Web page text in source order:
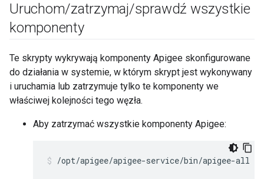
Uruchom/zatrzymaj/sprawdź wszystkie
komponenty
Te skrypty wykrywają komponenty Apigee skonfigurowane
do działania w systemie, w którym skrypt jest wykonywany
i uruchamia lub zatrzymuje tylko te komponenty we
właściwej kolejności tego węzła.
Aby zatrzymać wszystkie komponenty Apigee:
/opt/apigee/apigee-service/bin/apigee-all